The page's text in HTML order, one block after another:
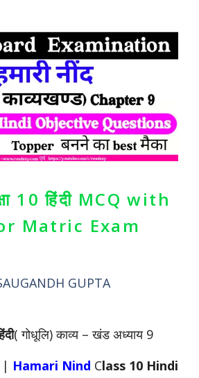
10 हिंदी MCQ with
Matric Exam
GUPTA
( गोधूलि)काव्य– खंडअध्याय 9
Hamari Nind Class 10 Hindi